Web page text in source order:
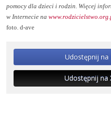
pomocy dla dzieci i rodzin. Więcej
w Internecie na
foto. d-ave
Udostępnij na
Udostępnij na